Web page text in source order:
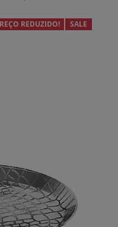
REDUZIDO! SALE